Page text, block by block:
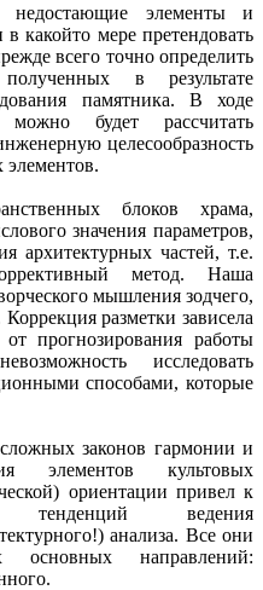
недостающие элементы и
какой­то мере претендовать
всего точно определить
в результате
памятника. В ходе
можно будет рассчитать
целесообразность
элементов.
блоков храма,
значения параметров,
архитектурных частей, т.е.
метод. Наша
мышления зодчего,
разметки зависела
прогнозирования работы
исследовать
способами, которые
законов гармонии и
элементов культовых
ориентации привел к
тенденций ведения
анализа. Все они
направлений: